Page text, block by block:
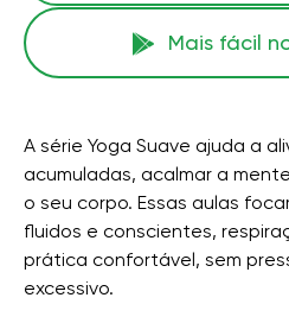
Mais fácil
A série Yoga Suave ajuda a
acumuladas, acalmar a
o seu corpo. Essas aulas
fluidos e conscientes,
prática confortável, sem
excessivo.